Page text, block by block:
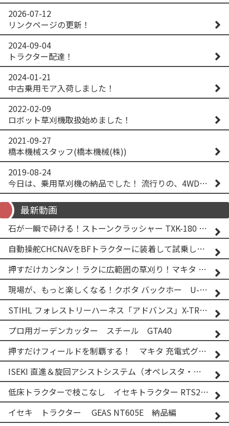
2026-07-12
リンクページの更新！
2024-09-04
トラクター配達！
2024-01-21
中古乗用モア入荷しました！
2022-02-09
ロボット草刈機取扱始めました！
2021-09-27
橋本機械スタッフ(橋本機械(株))
2019-08-24
今日は、乗用草刈機の納品でした！ 流行りの、4WD！ #イセキアグリ #オーレック #四駆 #増税間近
最新動画
石が一瞬で砕ける！ストーンクラッシャー TXK-180 実演
自動操舵CHCNAVをBFトラクターに装着して試乗してみた！！ CHCNAV NX610
押すだけカンタン！ラクに広範囲の草刈り！マキタ バッテリー式草刈り機 MUG001G 2
現場が、もっと楽しくなる！クボタ バックホー U-25-3A
STIHL フォレストリーハーネス「アドバンス」X-TREEm
プロ用ガーデンカッター スチール GTA40
押すだけフィールドを制覇する！ マキタ 充電式グランドトリマー MUG001G
ISEKI 直進＆旋回アシストシステム（オペレスタ・ターン）搭載 イセキ 乗用田植機 PRJ8D-ZJL
低床トラクターで枝こなし イセキトラクター RTS205NS & フレールモア FNC1202F
イセキ トラクター GEAS NT605E 納品編